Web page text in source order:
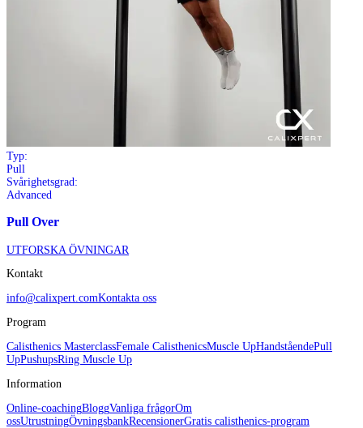
Typ:
Pull
Svårighetsgrad:
Advanced
Pull Over
UTFORSKA ÖVNINGAR
Kontakt
info@calixpert.comKontakta oss
Program
Calisthenics MasterclassFemale CalisthenicsMuscle UpHandståendePull
UpPushupsRing Muscle Up
Information
Online-coachingBloggVanliga frågorOm
ossUtrustningÖvningsbankRecensionerGratis calisthenics-program